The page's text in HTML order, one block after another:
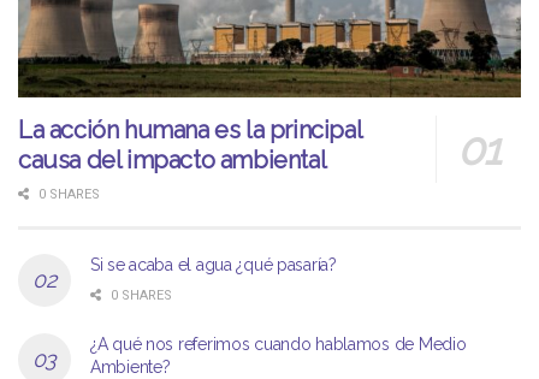
La acción humana es la principal
causa del impacto ambiental
0 SHARES
Si se acaba el agua ¿qué pasaría?
0 SHARES
¿A qué nos referimos cuando hablamos de Medio
Ambiente?